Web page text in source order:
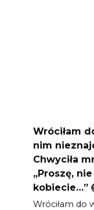
Wróciłam
nim
Chwyciła
„Proszę,
kobiecie…”
Wróciłam do